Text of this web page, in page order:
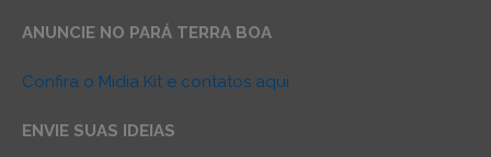
ANUNCIE NO PARÁ TERRA BOA
Confira o Mídia Kit e contatos aqui
ENVIE SUAS IDEIAS